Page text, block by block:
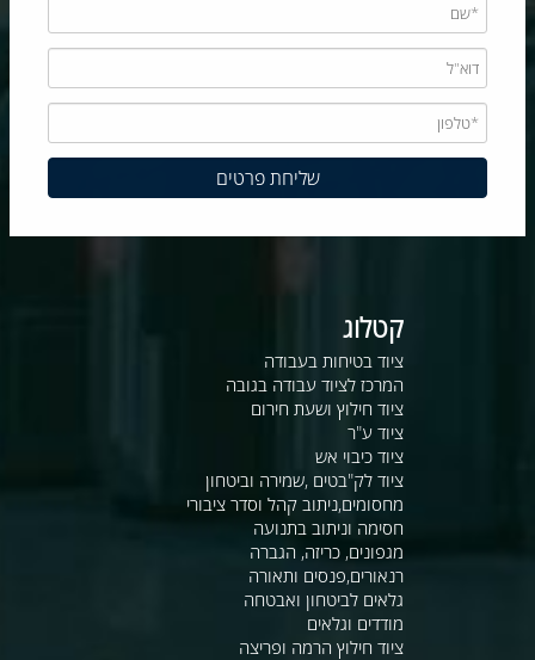
קטלוג
ציוד בטיחות בעבודה
המרכז לציוד עבודה בגובה
ציוד חילוץ ושעת חירום
ציוד ע"ר
ציוד כיבוי אש
ציוד לק"בטים ,שמירה וביטחון
מחסומים,ניתוב קהל וסדר ציבורי
חסימה וניתוב בתנועה
מגפונים, כריזה, הגברה
רנאורים,פנסים ותאורה
גלאים לביטחון ואבטחה
מודדים וגלאים
ציוד חילוץ הרמה ופריצה